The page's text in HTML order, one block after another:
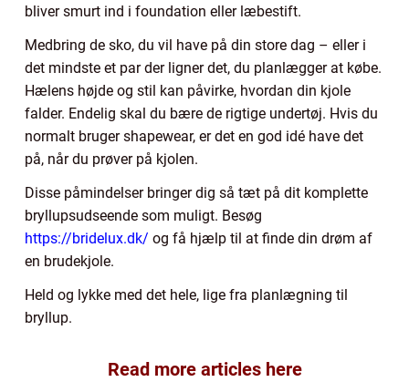
bliver smurt ind i foundation eller læbestift.
Medbring de sko, du vil have på din store dag – eller i
det mindste et par der ligner det, du planlægger at købe.
Hælens højde og stil kan påvirke, hvordan din kjole
falder. Endelig skal du bære de rigtige undertøj. Hvis du
normalt bruger shapewear, er det en god idé have det
på, når du prøver på kjolen.
Disse påmindelser bringer dig så tæt på dit komplette
bryllupsudseende som muligt. Besøg
https://bridelux.dk/ og få hjælp til at finde din drøm af
en brudekjole.
Held og lykke med det hele, lige fra planlægning til
bryllup.
Read more articles here